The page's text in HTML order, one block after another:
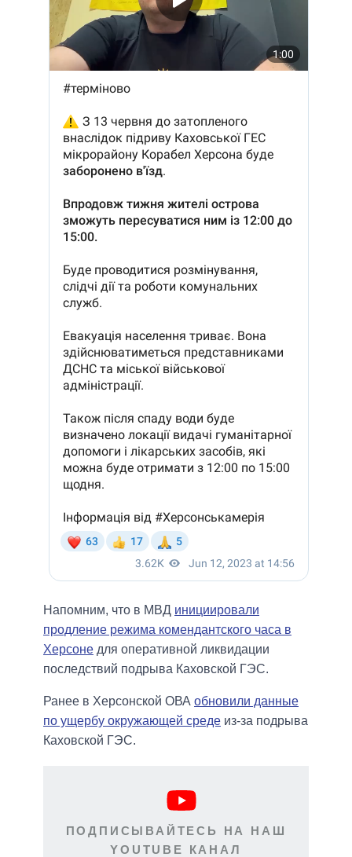
Напомним, что в МВД инициировали
продление режима комендантского часа в
Херсоне для оперативной ликвидации
последствий подрыва Каховской ГЭС.
Ранее в Херсонской ОВА обновили данные
по ущербу окружающей среде из-за подрыва
Каховской ГЭС.
ПОДПИСЫВАЙТЕСЬ НА НАШ
YOUTUBE КАНАЛ